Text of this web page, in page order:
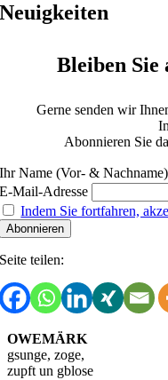
Neuigkeiten
Bleiben Sie
Gerne senden wir
Abonnieren Sie
Ihr Name (Vor- & Nachname)
E-Mail-Adresse
Indem Sie fortfahren,
Seite teilen:
OWEMÄRK
gsunge, zoge,
zupft un gblose